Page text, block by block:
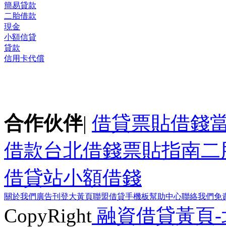
簡易貸款
二胎借款
現金
小額信貸
貸款
信用卡代償
合作伙伴| 借貸票貼借錢
借款台北借錢票貼指南二
借貸站小額借錢
關於我們 廣告刊登大黃頁聯盟借貸手機板幫助中心聯絡我們免
CopyRight 融資借貸黃頁